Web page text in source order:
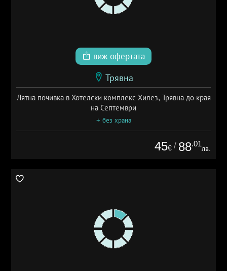
виж офертата
Трявна
Лятна почивка в Хотелски комплекс Хилез, Трявна до края
на Септември
+ без храна
45€ / 88.01
лв.